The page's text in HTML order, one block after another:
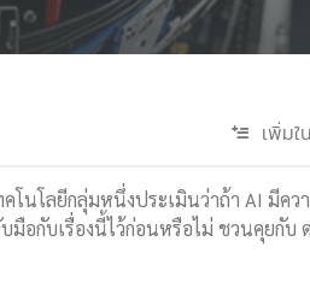
เพิ่ม
นโลยีกลุ่มหนึ่งประเมินว่าถ้า AI มีคว
มือกับเรื่องนี้ไว้ก่อนหรือไม่ ชวนคุยกับ